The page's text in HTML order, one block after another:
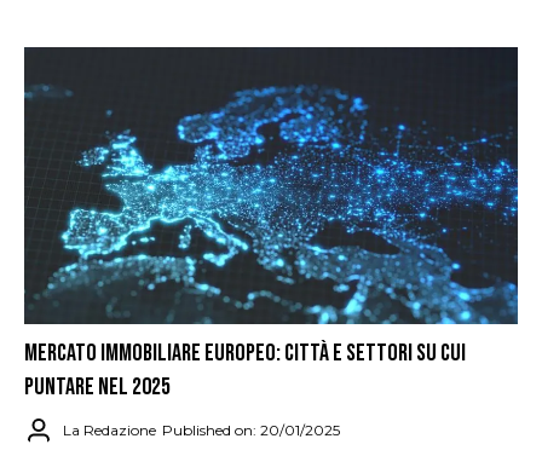
MERCATO IMMOBILIARE EUROPEO: CITTÀ E SETTORI SU CUI
PUNTARE NEL 2025
La Redazione Published on: 20/01/2025